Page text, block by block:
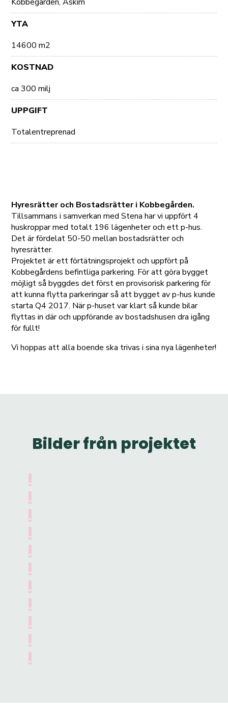
YTA
14600 m2
KOSTNAD
ca 300 milj
UPPGIFT
Totalentreprenad
Hyresrätter och Bostadsrätter i Kobbegården.
Tillsammans i samverkan med Stena har vi uppfört 4
huskroppar med totalt 196 lägenheter och ett p-hus.
Det är fördelat 50-50 mellan bostadsrätter och
hyresrätter.
Projektet är ett förtätningsprojekt och uppfört på
Kobbegårdens befintliga parkering. För att göra bygget
möjligt så byggdes det först en provisorisk parkering för
att kunna flytta parkeringar så att bygget av p-hus kunde
starta Q4 2017. När p-huset var klart så kunde bilar
flyttas in där och uppförande av bostadshusen dra igång
för fullt!
Vi hoppas att alla boende ska trivas i sina nya lägenheter!
Bilder från projektet